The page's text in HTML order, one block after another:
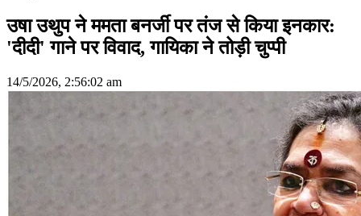
उषा उथुप ने ममता बनर्जी पर तंज से किया इनकार:
'दीदी' गाने पर विवाद, गायिका ने तोड़ी चुप्पी
14/5/2026, 2:56:02 am